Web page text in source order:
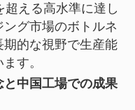
える高水準に達し
グ市場のボトルネ
期的な視野で生産能
す。
中国工場での成果